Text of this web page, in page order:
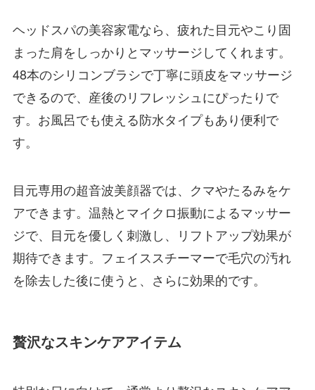
ヘッドスパの美容家電なら、疲れた目元やこり固
まった肩をしっかりとマッサージしてくれます。
48本のシリコンブラシで丁寧に頭皮をマッサージ
できるので、産後のリフレッシュにぴったりで
す。お風呂でも使える防水タイプもあり便利で
す。
目元専用の超音波美顔器では、クマやたるみをケ
アできます。温熱とマイクロ振動によるマッサー
ジで、目元を優しく刺激し、リフトアップ効果が
期待できます。フェイススチーマーで毛穴の汚れ
を除去した後に使うと、さらに効果的です。
贅沢なスキンケアアイテム